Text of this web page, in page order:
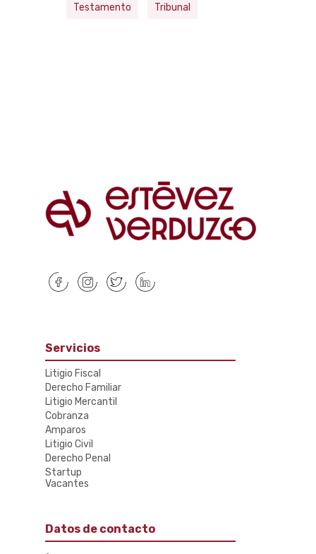
Testamento Tribunal
Servicios
Litigio Fiscal
Derecho Familiar
Litigio Mercantil
Cobranza
Amparos
Litigio Civil
Derecho Penal
Startup
Vacantes
Datos de contacto